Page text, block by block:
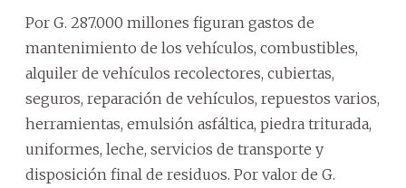
Por G. 287.000 millones figuran gastos de
mantenimiento de los vehículos, combustibles,
alquiler de vehículos recolectores, cubiertas,
seguros, reparación de vehículos, repuestos varios,
herramientas, emulsión asfáltica, piedra triturada,
uniformes, leche, servicios de transporte y
disposición final de residuos. Por valor de G.